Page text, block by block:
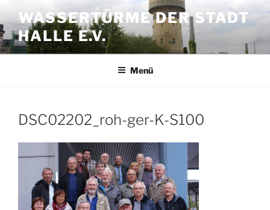
Inhalt
springen
WASSERTÜRME DER STADT
HALLE E.V.
Menü
DSC02202_roh-ger-K-S100